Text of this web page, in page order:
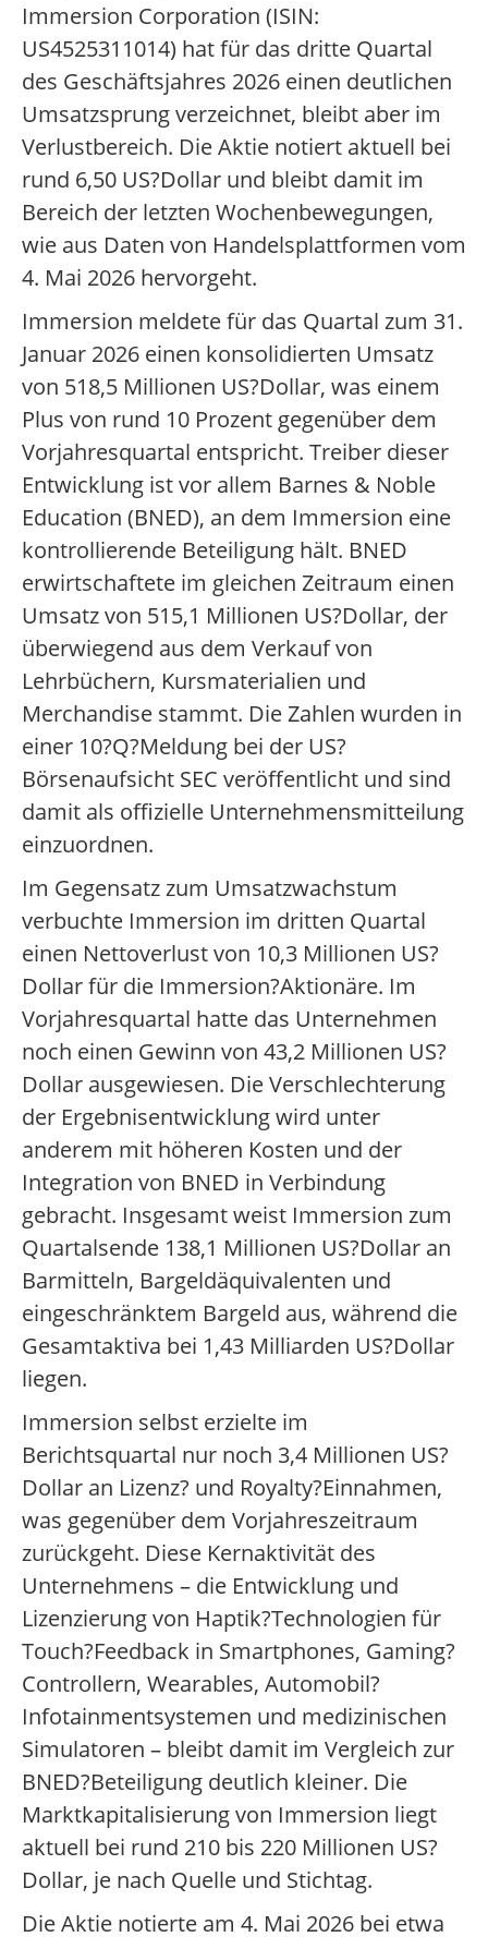
Immersion Corporation (ISIN:
US4525311014) hat für das dritte Quartal
des Geschäftsjahres 2026 einen deutlichen
Umsatzsprung verzeichnet, bleibt aber im
Verlustbereich. Die Aktie notiert aktuell bei
rund 6,50 US?Dollar und bleibt damit im
Bereich der letzten Wochenbewegungen,
wie aus Daten von Handelsplattformen vom
4. Mai 2026 hervorgeht.
Immersion meldete für das Quartal zum 31.
Januar 2026 einen konsolidierten Umsatz
von 518,5 Millionen US?Dollar, was einem
Plus von rund 10 Prozent gegenüber dem
Vorjahresquartal entspricht. Treiber dieser
Entwicklung ist vor allem Barnes & Noble
Education (BNED), an dem Immersion eine
kontrollierende Beteiligung hält. BNED
erwirtschaftete im gleichen Zeitraum einen
Umsatz von 515,1 Millionen US?Dollar, der
überwiegend aus dem Verkauf von
Lehrbüchern, Kursmaterialien und
Merchandise stammt. Die Zahlen wurden in
einer 10?Q?Meldung bei der US?
Börsenaufsicht SEC veröffentlicht und sind
damit als offizielle Unternehmensmitteilung
einzuordnen.
Im Gegensatz zum Umsatzwachstum
verbuchte Immersion im dritten Quartal
einen Nettoverlust von 10,3 Millionen US?
Dollar für die Immersion?Aktionäre. Im
Vorjahresquartal hatte das Unternehmen
noch einen Gewinn von 43,2 Millionen US?
Dollar ausgewiesen. Die Verschlechterung
der Ergebnisentwicklung wird unter
anderem mit höheren Kosten und der
Integration von BNED in Verbindung
gebracht. Insgesamt weist Immersion zum
Quartalsende 138,1 Millionen US?Dollar an
Barmitteln, Bargeldäquivalenten und
eingeschränktem Bargeld aus, während die
Gesamtaktiva bei 1,43 Milliarden US?Dollar
liegen.
Immersion selbst erzielte im
Berichtsquartal nur noch 3,4 Millionen US?
Dollar an Lizenz? und Royalty?Einnahmen,
was gegenüber dem Vorjahreszeitraum
zurückgeht. Diese Kernaktivität des
Unternehmens – die Entwicklung und
Lizenzierung von Haptik?Technologien für
Touch?Feedback in Smartphones, Gaming?
Controllern, Wearables, Automobil?
Infotainmentsystemen und medizinischen
Simulatoren – bleibt damit im Vergleich zur
BNED?Beteiligung deutlich kleiner. Die
Marktkapitalisierung von Immersion liegt
aktuell bei rund 210 bis 220 Millionen US?
Dollar, je nach Quelle und Stichtag.
Die Aktie notierte am 4. Mai 2026 bei etwa